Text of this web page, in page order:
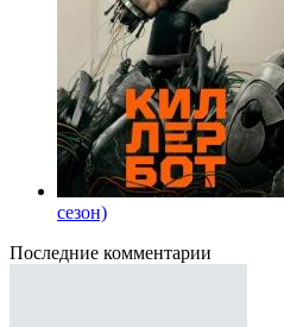
сезон)
Последние комментарии